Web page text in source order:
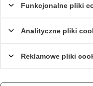
Lavazza A Modo Mio to
system kapsułkowy
Funkcjonalne pliki
Analityczne pliki
Reklamowe pliki